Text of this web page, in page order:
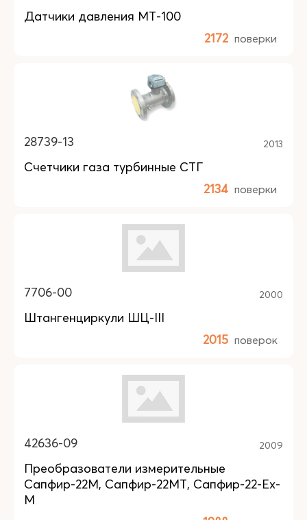
Датчики давления МТ-100
2172 поверки
28739-13 2013
Счетчики газа турбинные СТГ
2134 поверки
7706-00 2000
Штангенциркули ШЦ-III
2015 поверок
42636-09 2009
Преобразователи измерительные
Сапфир-22М, Сапфир-22МТ, Сапфир-22-Ех-
М